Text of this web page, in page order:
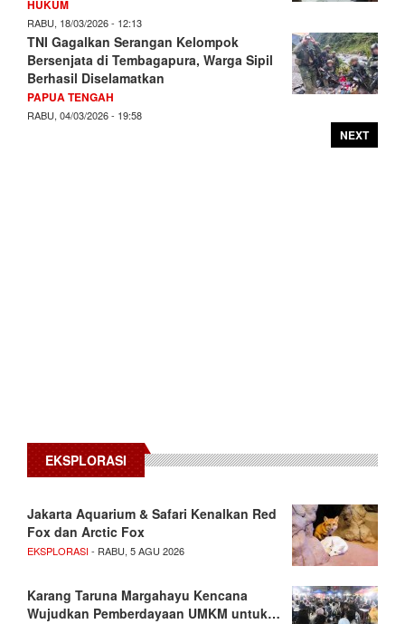
HUKUM
RABU, 18/03/2026 - 12:13
TNI Gagalkan Serangan Kelompok
Bersenjata di Tembagapura, Warga Sipil
Berhasil Diselamatkan
PAPUA TENGAH
RABU, 04/03/2026 - 19:58
NEXT
EKSPLORASI
Jakarta Aquarium & Safari Kenalkan Red
Fox dan Arctic Fox
EKSPLORASI- RABU, 5 AGU 2026
Karang Taruna Margahayu Kencana
Wujudkan Pemberdayaan UMKM untuk…